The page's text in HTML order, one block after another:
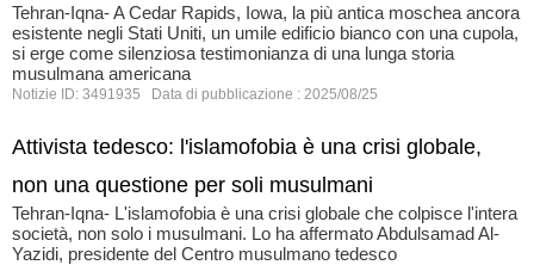
Tehran-Iqna- A Cedar Rapids, Iowa, la più antica moschea ancora
esistente negli Stati Uniti, un umile edificio bianco con una cupola,
si erge come silenziosa testimonianza di una lunga storia
musulmana americana
Notizie ID: 3491935 Data di pubblicazione : 2025/08/25
Attivista tedesco: l'islamofobia è una crisi globale,
non una questione per soli musulmani
Tehran-Iqna- L'islamofobia è una crisi globale che colpisce l'intera
società, non solo i musulmani. Lo ha affermato Abdulsamad Al-
Yazidi, presidente del Centro musulmano tedesco